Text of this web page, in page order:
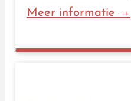
Meer informatie →